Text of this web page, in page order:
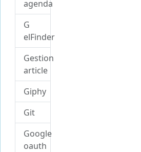
agenda
G
elFinder
Gestion
article
Giphy
Git
Google
oauth